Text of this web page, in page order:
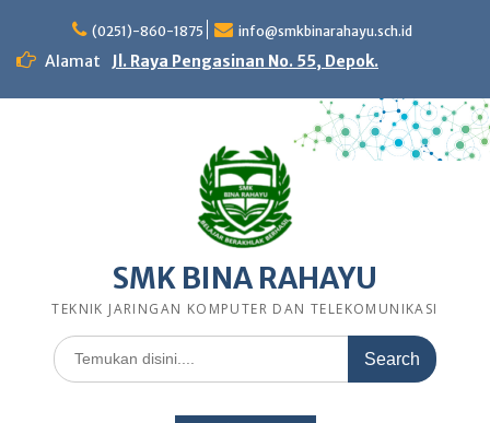
content
(0251)-860-1875 info@smkbinarahayu.sch.id
Alamat Jl. Raya Pengasinan No. 55, Depok.
SMK BINA RAHAYU
TEKNIK JARINGAN KOMPUTER DAN TELEKOMUNIKASI
Search
for: